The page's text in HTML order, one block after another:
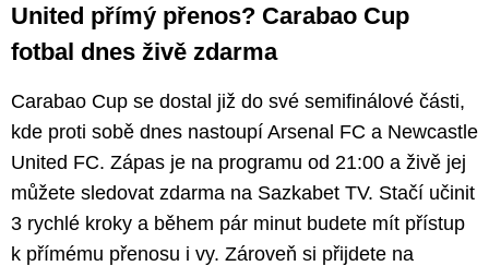
United přímý přenos? Carabao Cup
fotbal dnes živě zdarma
Carabao Cup se dostal již do své semifinálové části,
kde proti sobě dnes nastoupí Arsenal FC a Newcastle
United FC. Zápas je na programu od 21:00 a živě jej
můžete sledovat zdarma na Sazkabet TV. Stačí učinit
3 rychlé kroky a během pár minut budete mít přístup
k přímému přenosu i vy. Zároveň si přijdete na